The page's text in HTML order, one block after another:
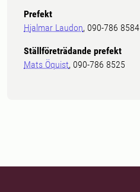
Prefekt
Hjalmar Laudon, 090-786 8584
Ställföreträdande prefekt
Mats Öquist, 090-786 8525